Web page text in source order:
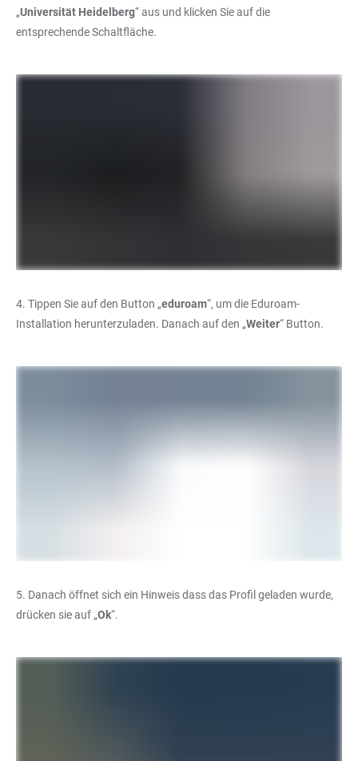
„Universität Heidelberg“ aus und klicken Sie auf die
entsprechende Schaltfläche.
4. Tippen Sie auf den Button „eduroam“, um die Eduroam-
Installation herunterzuladen. Danach auf den „Weiter“ Button.
5. Danach öffnet sich ein Hinweis dass das Profil geladen wurde,
drücken sie auf „Ok“.